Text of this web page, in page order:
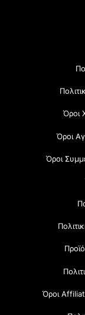
Όροι
Όροι
Όροι
Όροι